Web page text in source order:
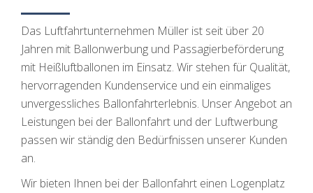
Das Luftfahrtunternehmen Müller ist seit über 20
Jahren mit Ballonwerbung und Passagierbeförderung
mit Heißluftballonen im Einsatz. Wir stehen für Qualität,
hervorragenden Kundenservice und ein einmaliges
unvergessliches Ballonfahrterlebnis. Unser Angebot an
Leistungen bei der Ballonfahrt und der Luftwerbung
passen wir ständig den Bedürfnissen unserer Kunden
an.
Wir bieten Ihnen bei der Ballonfahrt einen Logenplatz